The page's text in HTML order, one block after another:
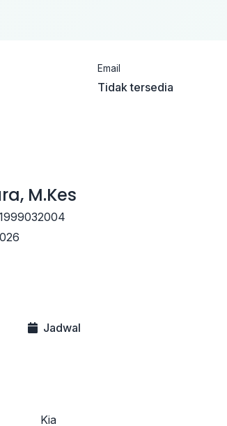
Email
Tidak tersedia
M.Kes
Jadwal
Kia